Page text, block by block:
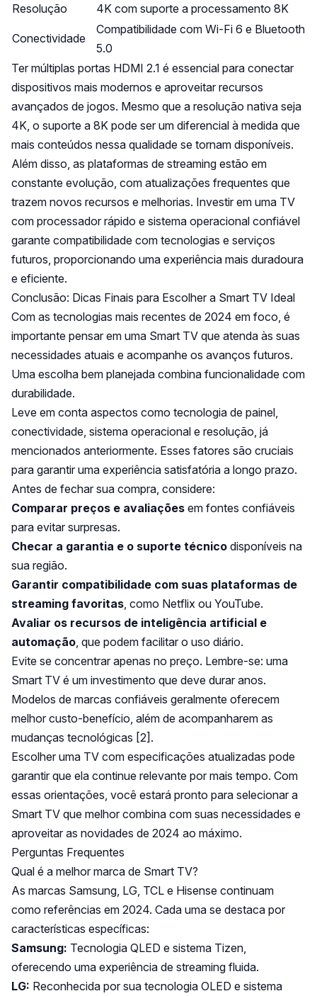
Resolução
4K com suporte a processamento 8K
Conectividade
Compatibilidade com Wi-Fi 6 e Bluetooth
5.0
Ter múltiplas portas HDMI 2.1 é essencial para conectar
dispositivos mais modernos e aproveitar recursos
avançados de jogos. Mesmo que a resolução nativa seja
4K, o suporte a 8K pode ser um diferencial à medida que
mais conteúdos nessa qualidade se tornam disponíveis.
Além disso, as plataformas de streaming estão em
constante evolução, com atualizações frequentes que
trazem novos recursos e melhorias. Investir em uma TV
com processador rápido e sistema operacional confiável
garante compatibilidade com tecnologias e serviços
futuros, proporcionando uma experiência mais duradoura
e eficiente.
Conclusão: Dicas Finais para Escolher a Smart TV Ideal
Com as tecnologias mais recentes de 2024 em foco, é
importante pensar em uma Smart TV que atenda às suas
necessidades atuais e acompanhe os avanços futuros.
Uma escolha bem planejada combina funcionalidade com
durabilidade.
Leve em conta aspectos como tecnologia de painel,
conectividade, sistema operacional e resolução, já
mencionados anteriormente. Esses fatores são cruciais
para garantir uma experiência satisfatória a longo prazo.
Antes de fechar sua compra, considere:
Comparar preços e avaliações em fontes confiáveis
para evitar surpresas.
Checar a garantia e o suporte técnico disponíveis na
sua região.
Garantir compatibilidade com suas plataformas de
streaming favoritas , como Netflix ou YouTube.
Avaliar os recursos de inteligência artificial e
automação , que podem facilitar o uso diário.
Evite se concentrar apenas no preço. Lembre-se: uma
Smart TV é um investimento que deve durar anos.
Modelos de marcas confiáveis geralmente oferecem
melhor custo-benefício, além de acompanharem as
mudanças tecnológicas [2] .
Escolher uma TV com especificações atualizadas pode
garantir que ela continue relevante por mais tempo. Com
essas orientações, você estará pronto para selecionar a
Smart TV que melhor combina com suas necessidades e
aproveitar as novidades de 2024 ao máximo.
Perguntas Frequentes
Qual é a melhor marca de Smart TV?
As marcas Samsung, LG, TCL e Hisense continuam
como referências em 2024. Cada uma se destaca por
características específicas:
Samsung: Tecnologia QLED e sistema Tizen,
oferecendo uma experiência de streaming fluida.
LG: Reconhecida por sua tecnologia OLED e sistema